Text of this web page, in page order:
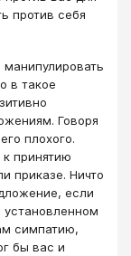
против себя
в такое
Говоря
плохого.
к принятию
приказе. Ничто
если
установленном
симпатию,
бы вас и